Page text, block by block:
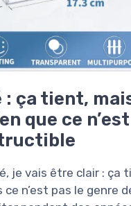
ça tient,
que ce n’est
je vais être clair : ça
ce n’est pas le genre